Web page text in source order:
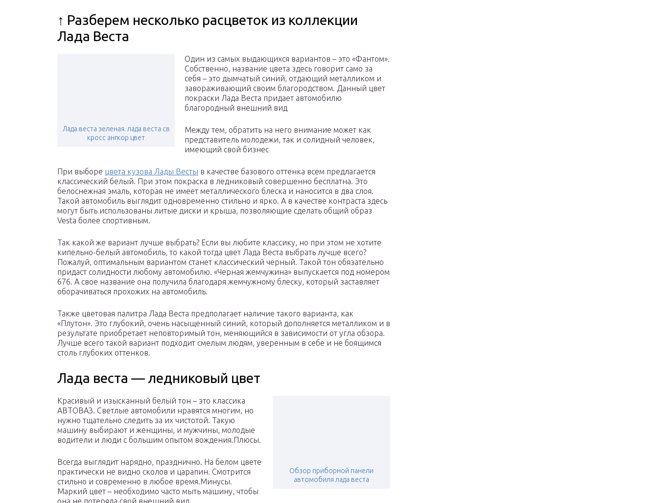
↑ Разберем несколько расцветок из коллекции
Лада Веста
Лада веста зеленая. лада веста св
кросс ангкор цвет
Один из самых выдающихся вариантов – это «Фантом».
Собственно, название цвета здесь говорит само за
себя – это дымчатый синий, отдающий металликом и
завораживающий своим благородством. Данный цвет
покраски Лада Веста придает автомобилю
благородный внешний вид
Между тем, обратить на него внимание может как
представитель молодежи, так и солидный человек,
имеющий свой бизнес
При выборе цвета кузова Лады Весты в качестве базового оттенка всем предлагается
классический белый. При этом покраска в ледниковый совершенно бесплатна. Это
белоснежная эмаль, которая не имеет металлического блеска и наносится в два слоя.
Такой автомобиль выглядит одновременно стильно и ярко. А в качестве контраста здесь
могут быть использованы литые диски и крыша, позволяющие сделать общий образ
Vesta более спортивным.
Так какой же вариант лучше выбрать? Если вы любите классику, но при этом не хотите
кипельно-белый автомобиль, то какой тогда цвет Лада Веста выбрать лучше всего?
Пожалуй, оптимальным вариантом станет классический черный. Такой тон обязательно
придаст солидности любому автомобилю. «Черная жемчужина» выпускается под номером
676. А свое название она получила благодаря жемчужному блеску, который заставляет
оборачиваться прохожих на автомобиль.
Также цветовая палитра Лада Веста предполагает наличие такого варианта, как
«Плутон». Это глубокий, очень насыщенный синий, который дополняется металликом и в
результате приобретает неповторимый тон, меняющийся в зависимости от угла обзора.
Лучше всего такой вариант подходит смелым людям, уверенным в себе и не боящимся
столь глубоких оттенков.
Лада веста — ледниковый цвет
Обзор приборной панели
автомобиля лада веста
Красивый и изысканный белый тон – это классика
АВТОВАЗ. Светлые автомобили нравятся многим, но
нужно тщательно следить за их чистотой. Такую
машину выбирают и женщины, и мужчины, молодые
водители и люди с большим опытом вождения.Плюсы.
Всегда выглядит нарядно, празднично. На белом цвете
практически не видно сколов и царапин. Смотрится
стильно и современно в любое время.Минусы.
Маркий цвет – необходимо часто мыть машину, чтобы
она не потеряла свой внешний вид.